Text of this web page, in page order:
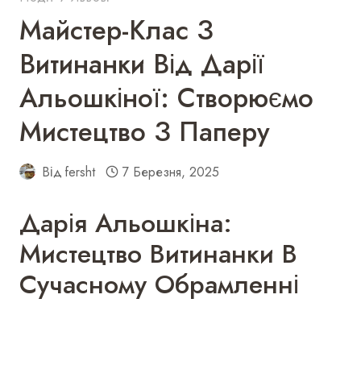
Майстер-Клас З
Витинанки Від Дарії
Альошкіної: Створюємо
Мистецтво З Паперу
Від fersht 7 Березня, 2025
Дарія Альошкіна:
Мистецтво Витинанки В
Сучасному Обрамленні